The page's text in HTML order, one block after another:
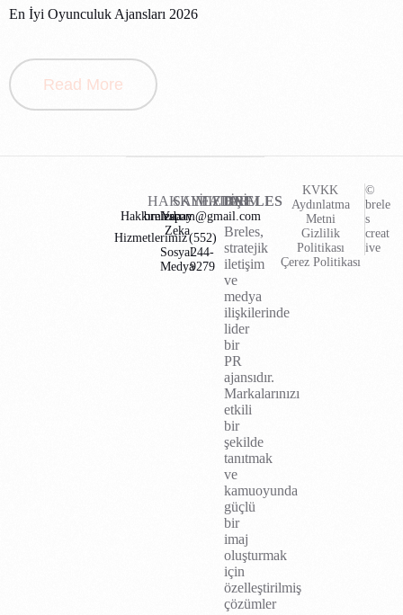
En İyi Oyunculuk Ajansları 2026
Read More
BRELES
Breles,
stratejik
iletişim
ve
medya
ilişkilerinde
lider
bir
PR
ajansıdır.
Markalarınızı
etkili
bir
şekilde
tanıtmak
ve
kamuoyunda
güçlü
bir
imaj
oluşturmak
için
özelleştirilmiş
çözümler
HAKKIMIZDA
Hakkımızda
Hizmetlerimiz
SAYFALAR
Yapay
Zeka
Sosyal
Medya
İLETİŞİM
brelescom@gmail.com
(552)
244-
9279
©
brele
s
creat
ive
KVKK
Aydınlatma
Metni
Gizlilik
Politikası
Çerez Politikası